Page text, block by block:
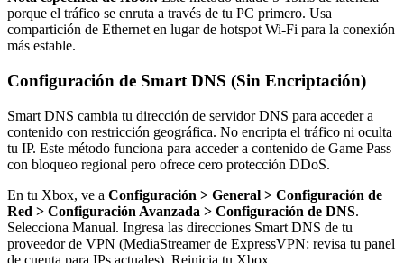
porque el tráfico se enruta a través de tu PC primero. Usa
compartición de Ethernet en lugar de hotspot Wi-Fi para la conexión
más estable.
Configuración de Smart DNS (Sin Encriptación)
Smart DNS cambia tu dirección de servidor DNS para acceder a
contenido con restricción geográfica. No encripta el tráfico ni oculta
tu IP. Este método funciona para acceder a contenido de Game Pass
con bloqueo regional pero ofrece cero protección DDoS.
En tu Xbox, ve a Configuración > General > Configuración de
Red > Configuración Avanzada > Configuración de DNS.
Selecciona Manual. Ingresa las direcciones Smart DNS de tu
proveedor de VPN (MediaStreamer de ExpressVPN: revisa tu panel
de cuenta para IPs actuales). Reinicia tu Xbox.